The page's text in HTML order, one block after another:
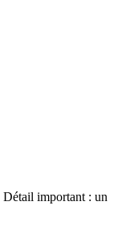
Détail important : un